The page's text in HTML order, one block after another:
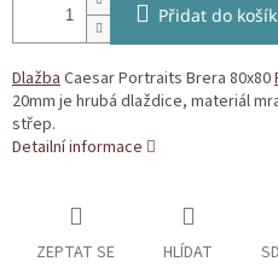
Přidat do
DlažbaCaesar Portraits Brera 80x80
20mm je hrubá dlaždice, materiál
střep.
Detailní informace
ZEPTAT SE HLÍDAT